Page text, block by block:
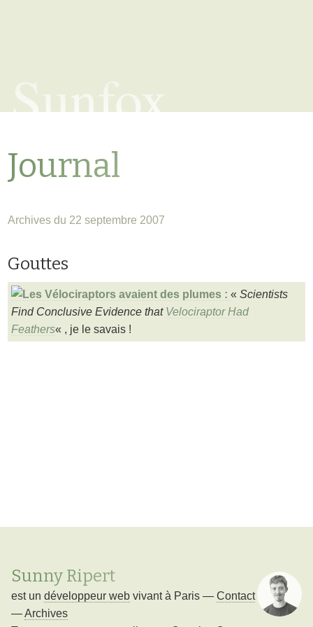
Sunfox
Journal
Archives du 22 septembre 2007
Gouttes
« Scientists
Find Conclusive Evidence that Velociraptor Had
Feathers« , je le savais !
Sunny Ripert
est un développeur web vivant à Paris — Contact
—Archives